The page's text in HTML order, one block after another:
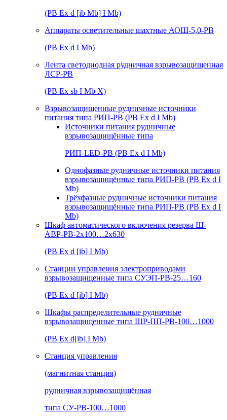
(РВ Ex d [ib Mb] I Mb)
Аппараты осветительные шахтные АОШ-5,0-РВ
(РВ Ex d I Mb)
Лента светодиодная рудничная взрывозащищенная
ЛСР-РВ
(РВ Ex sb I Mb Х)
Взрывозащищенные рудничные источники
питания типа РИП-РВ (РВ Ex d I Mb)
Источники питания рудничные
взрывозащищённые типа
РИП-LED-РВ (РВ Ex d I Mb)
Однофазные рудничные источники питания
взрывозащищённые типа РИП-РВ (РВ Ex d I
Mb)
Трёхфазные рудничные источники питания
взрывозащищённые типа РИП-РВ (РВ Ex d I
Mb)
Шкаф автоматического включения резерва Ш-
АВР-РВ-2х100…2х630
(РВ Ex d [ib] I Mb)
Станции управления электроприводами
взрывозащищенные типа СУЭП-РВ-25…160
(РВ Ex d [ib] I Mb)
Шкафы распределительные рудничные
взрывозащищенные типа ШР-ПП-РВ-100…1000
(РВ Ex d[ib] I Mb)
Станция управления
(магнитная станция)
рудничная взрывозащищённая
типа СУ-РВ-100…1000